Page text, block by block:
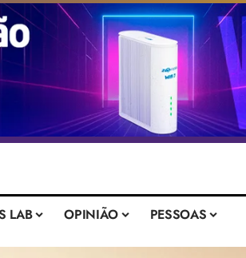
LAB OPINIÃO PESSOAS